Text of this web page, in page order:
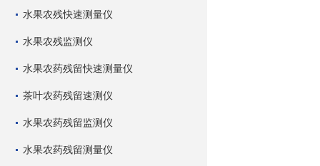
水果农残快速测量仪
水果农残监测仪
水果农药残留快速测量仪
茶叶农药残留速测仪
水果农药残留监测仪
水果农药残留测量仪